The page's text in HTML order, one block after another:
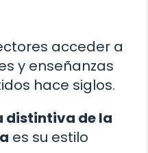
acceder a
y enseñanzas
hace siglos.
de la
es su estilo